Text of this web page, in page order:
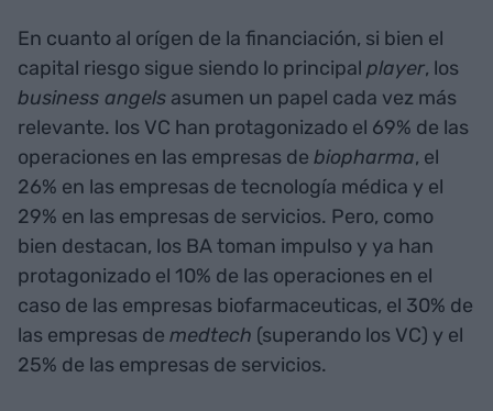
En cuanto al orígen de la financiación, si bien el
capital riesgo sigue siendo lo principal player, los
business angels asumen un papel cada vez más
relevante. los VC han protagonizado el 69% de las
operaciones en las empresas de biopharma, el
26% en las empresas de tecnología médica y el
29% en las empresas de servicios. Pero, como
bien destacan, los BA toman impulso y ya han
protagonizado el 10% de las operaciones en el
caso de las empresas biofarmaceuticas, el 30% de
las empresas de medtech (superando los VC) y el
25% de las empresas de servicios.